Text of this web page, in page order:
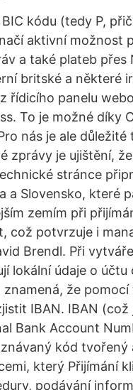
kódu (tedy P,
aktivní možnost
a také plateb přes
britské a některé
řídicího panelu
To je možné díky
nás je ale důležité
zprávy je ujištění,
stránce
a Slovensko, které
zemím při
což potvrzuje i
Brendl. Při
lokální údaje o účtu
znamená, že
IBAN. IBAN (což
Bank Account
kód tvořený
který Přijímání
podávání